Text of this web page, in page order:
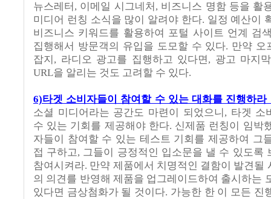
뉴스레터, 이메일 시그네처, 비즈니스 명함 등을 활
미디어 런칭 소식을 많이 알려야 한다. 일정 예산이
비즈니스 키워드를 활용하여 포털 사이트 언계 검
집행해서 방문객의 유입을 도모할 수 있다. 만약 오
잡지, 라디오 광고를 집행하고 있다면, 광고 마지
URL을 알리는 것도 고려할 수 있다.
6)타겟 소비자들이 참여할 수 있는 대화를 진행하라
소셜 미디어라는 공간도 마련이 되었으니, 타겟 소
수 있는 기회를 제공해야 한다. 신제품 런칭이 임박
자들이 참여할 수 있는 테스트 기회를 제공하여 그
접 구하고, 그들이 긍정적인 입소문을 낼 수 있도록
참여시켜라. 만약 제품에서 치명적인 결함이 발견될
의 의견를 반영해 제품을 업그레이드하여 출시하는
있다면 금상첨화가 될 것이다. 가능한 한 이 모든 진